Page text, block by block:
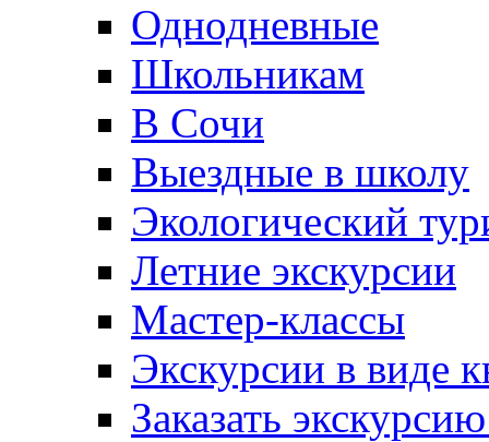
Однодневные
Школьникам
В Сочи
Выездные в школу
Экологический
Летние экскурсии
Мастер-классы
Экскурсии в виде
Заказать